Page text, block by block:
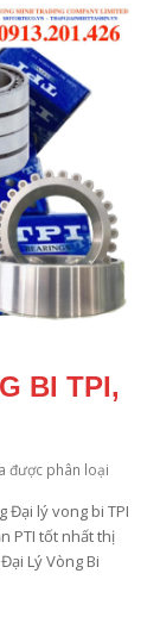
BI TPI,
được phân loại
Đại lý vong bi TPI
PTI tốt nhất thị
Lý Vòng Bi